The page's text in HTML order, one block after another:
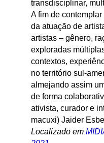
transdisciplinar,
A fim de
da atuação de
artistas – gênero,
exploradas
contextos,
no território sul-
almejando assim
de forma
ativista, curador e
macuxi) Jaider
Localizado em